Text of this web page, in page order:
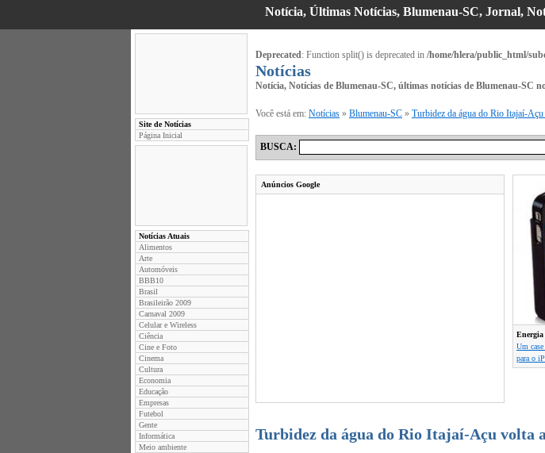
Notícia, Últimas Notícias, Blumenau-SC, Jornal,
Site de Notícias
Página Inicial
Notícias Atuais
Alimentos
Arte
Automóveis
BBB10
Brasil
Brasileirão 2009
Carnaval 2009
Celular e Wireless
Ciência
Cine e Foto
Cinema
Cultura
Economia
Educação
Empresas
Futebol
Gente
Informática
Meio ambiente
Deprecated: Function split() is deprecated in /home/hlera/public_html/
Notícias
Notícia, Notícias de Blumenau-SC, últimas notícias de Blumenau-SC
Você está em: Notícias » Blumenau-SC » Turbidez da água do Rio Itajaí-
BUSCA:
Anúncios Google
Um
para o
Turbidez da água do Rio Itajaí-Açu volta